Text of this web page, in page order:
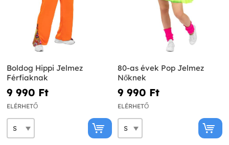
Boldog Hippi Jelmez
Férfiaknak
9 990 Ft‎
ELÉRHETŐ
80-as évek Pop Jelmez
Nőknek
9 990 Ft‎
ELÉRHETŐ